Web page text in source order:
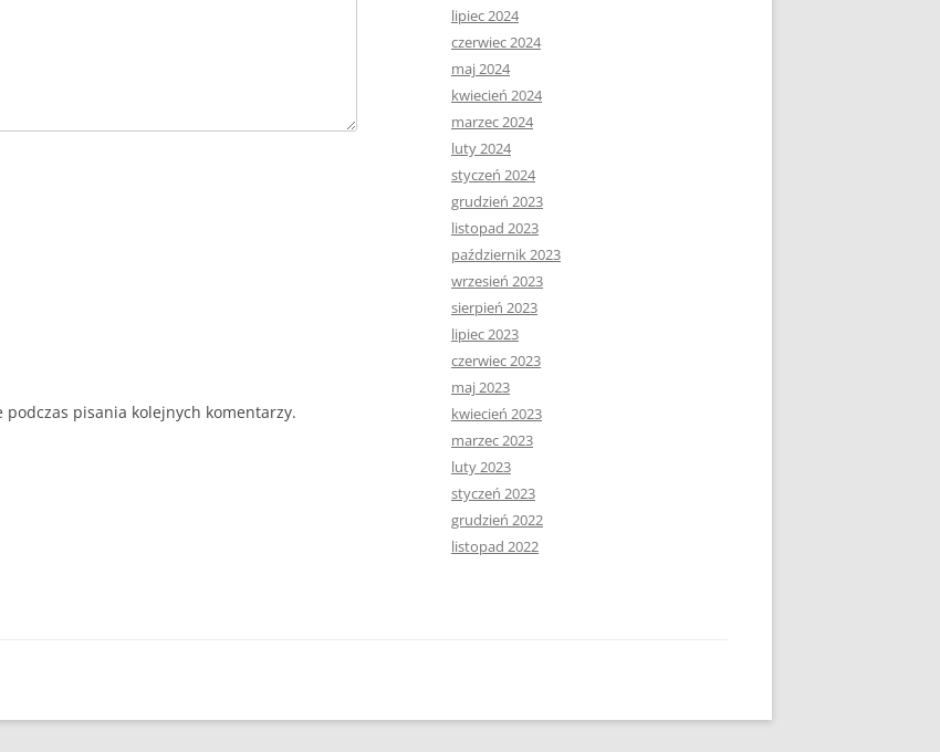
pisania kolejnych komentarzy.
lipiec 2024
czerwiec 2024
maj 2024
kwiecień 2024
marzec 2024
luty 2024
styczeń 2024
grudzień 2023
listopad 2023
październik 2023
wrzesień 2023
sierpień 2023
lipiec 2023
czerwiec 2023
maj 2023
kwiecień 2023
marzec 2023
luty 2023
styczeń 2023
grudzień 2022
listopad 2022